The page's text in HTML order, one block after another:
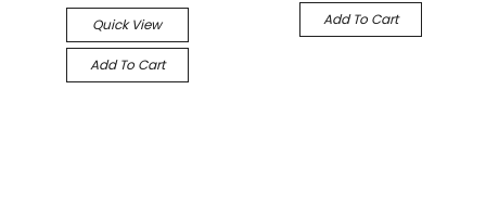
Quick View
Add To Cart
Add To Cart